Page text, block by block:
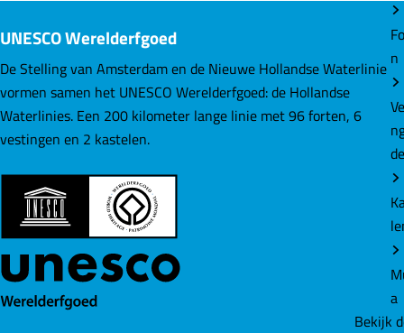
n
a
Bekijk
z
e
p
a
g
n
a
o
p
F
a
z
e
p
a
g
n
p
L
i
z
e
p
a
g
n
a
o
p
W
UNESCO Werelderfgoed
De Stelling van Amsterdam en de Nieuwe Hollandse Waterlinie
vormen samen het UNESCO Werelderfgoed: de Hollandse
Waterlinies. Een 200 kilometer lange linie met 96 forten, 6
vestingen en 2 kastelen.